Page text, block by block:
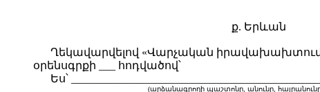
ք. Երևան
Ղեկավարվելով «Վարչական
օրենսգրքի ___ հոդվածով՝
Ես՝
(արձանագրողի պաշտոնը, անունը, հայրանունը,